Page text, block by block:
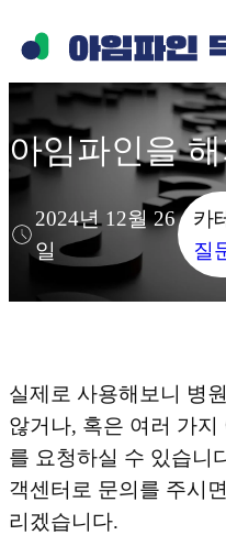
텐
츠
로
바
로
기
아임파인을
2024년 12월 26
일
카
질
실제로 사용해보니 병
않거나, 혹은 여러 가지
를 요청하실 수 있습니
객센터로 문의를 주시
리겠습니다.